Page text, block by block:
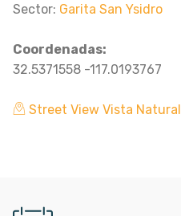
Sector: Garita San Ysidro
Coordenadas:
32.5371558 -117.0193767
Street View Vista Natural